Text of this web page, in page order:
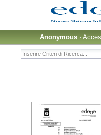
Anonymous ·